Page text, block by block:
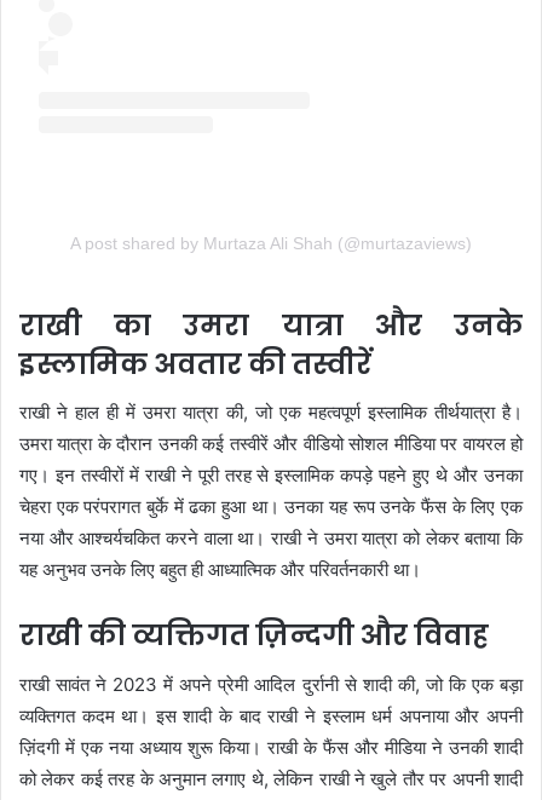
A post shared by Murtaza Ali Shah (@murtazaviews)
राखी का उमरा यात्रा और उनके
इस्लामिक अवतार की तस्वीरें
राखी ने हाल ही में उमरा यात्रा की, जो एक महत्वपूर्ण इस्लामिक तीर्थयात्रा है।
उमरा यात्रा के दौरान उनकी कई तस्वीरें और वीडियो सोशल मीडिया पर वायरल हो
गए। इन तस्वीरों में राखी ने पूरी तरह से इस्लामिक कपड़े पहने हुए थे और उनका
चेहरा एक परंपरागत बुर्के में ढका हुआ था। उनका यह रूप उनके फैंस के लिए एक
नया और आश्चर्यचकित करने वाला था। राखी ने उमरा यात्रा को लेकर बताया कि
यह अनुभव उनके लिए बहुत ही आध्यात्मिक और परिवर्तनकारी था।
राखी की व्यक्तिगत ज़िन्दगी और विवाह
राखी सावंत ने 2023 में अपने प्रेमी आदिल दुर्रानी से शादी की, जो कि एक बड़ा
व्यक्तिगत कदम था। इस शादी के बाद राखी ने इस्लाम धर्म अपनाया और अपनी
ज़िंदगी में एक नया अध्याय शुरू किया। राखी के फैंस और मीडिया ने उनकी शादी
को लेकर कई तरह के अनुमान लगाए थे, लेकिन राखी ने खुले तौर पर अपनी शादी